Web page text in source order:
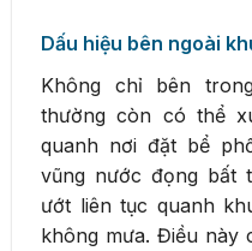
Dấu hiệu bên ngoài
Không chỉ bên
thường còn có thể
quanh nơi đặt bể
vũng nước đọng bất
ướt liên tục quanh
không mưa. Điều này